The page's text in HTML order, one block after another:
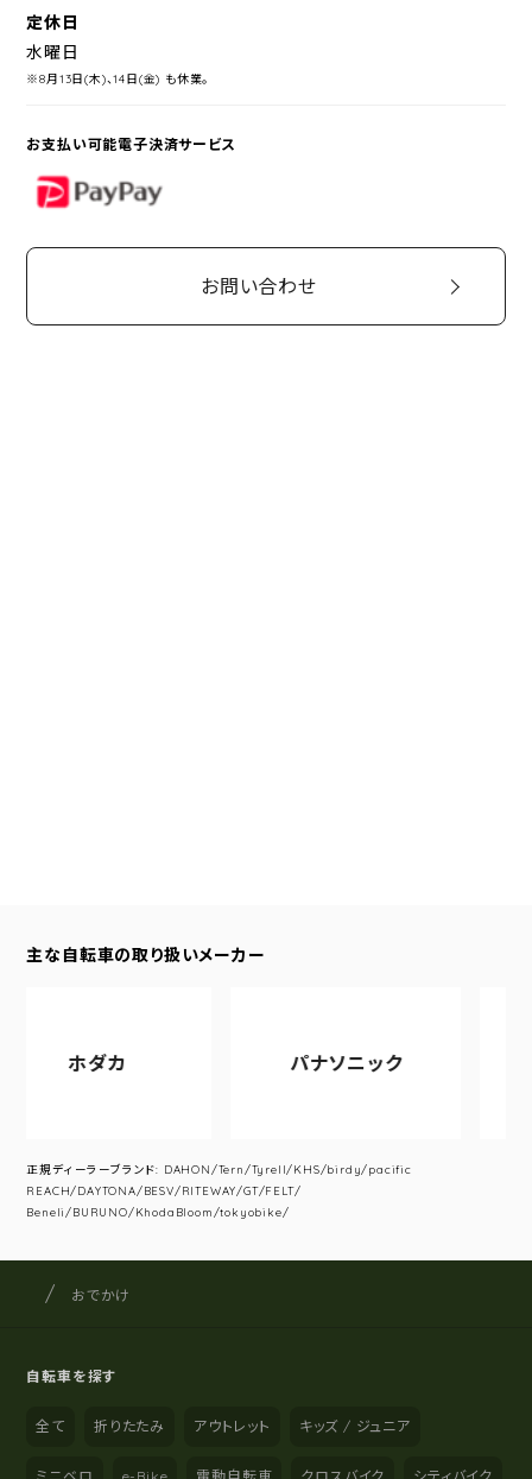
定休日
水曜日
※8月13日(木)、14日(金) も休業。
お支払い可能電子決済サービス
PayPay
お問い合わせ
主な自転車の取り扱いメーカー
ホダカ パナソニック
正規ディーラーブランド: DAHON/Tern/Tyrell/KHS/birdy/pacific
REACH/DAYTONA/BESV/RITEWAY/GT/FELT/
Beneli/BURUNO/KhodaBloom/tokyobike/
サイト内の現在地
サイクルショップナカゴヤ
おでかけ
自転車を探す
全て 折りたたみ アウトレット キッズ / ジュニア